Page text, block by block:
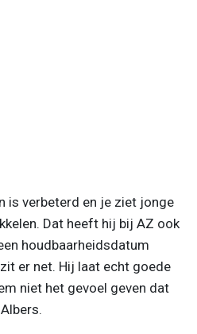
is verbeterd en je ziet jonge
Dat heeft hij bij AZ ook
houdbaarheidsdatum
er net. Hij laat echt goede
niet het gevoel geven dat